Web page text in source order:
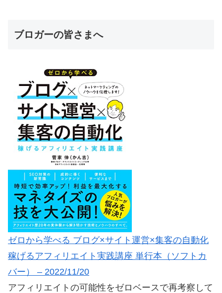
ブロガーの皆さまへ
ゼロから学べる ブログ×サイト運営×集客の自動化
稼げるアフィリエイト実践講座 単行本（ソフトカ
バー） – 2022/11/20
アフィリエイトの可能性をゼロベースで再考察して